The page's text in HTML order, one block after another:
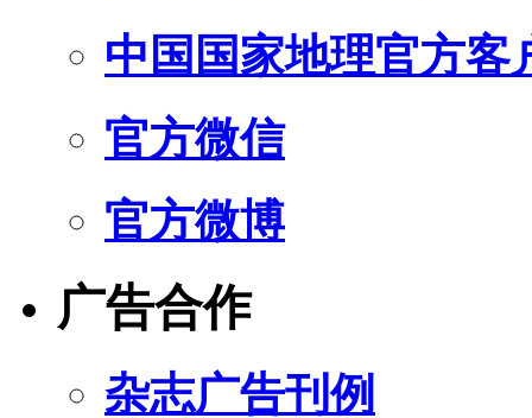
中国国家地理官方客
官方微信
官方微博
广告合作
杂志广告刊例